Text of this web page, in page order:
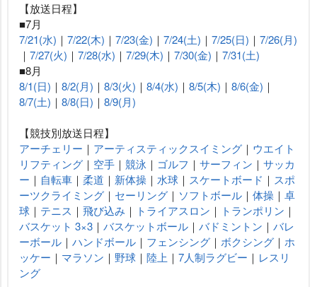
【放送日程】
■7月
7/21(水) ｜ 7/22(木) ｜ 7/23(金) ｜ 7/24(土) ｜ 7/25(日) ｜ 7/26(月)
｜ 7/27(火) ｜ 7/28(水) ｜ 7/29(木) ｜ 7/30(金) ｜ 7/31(土)
■8月
8/1(日) ｜ 8/2(月) ｜ 8/3(火) ｜ 8/4(水) ｜ 8/5(木) ｜ 8/6(金) ｜
8/7(土) ｜ 8/8(日) ｜ 8/9(月)
【競技別放送日程】
アーチェリー ｜ アーティスティックスイミング ｜ ウエイト
リフティング ｜ 空手 ｜ 競泳 ｜ ゴルフ ｜ サーフィン ｜ サッカ
ー ｜ 自転車 ｜ 柔道 ｜ 新体操 ｜ 水球 ｜ スケートボード ｜ スポ
ーツクライミング ｜ セーリング ｜ ソフトボール ｜ 体操 ｜ 卓
球 ｜ テニス ｜ 飛び込み ｜ トライアスロン ｜ トランポリン ｜
バスケット 3×3 ｜ バスケットボール ｜ バドミントン ｜ バレ
ーボール ｜ ハンドボール ｜ フェンシング ｜ ボクシング ｜ ホ
ッケー ｜ マラソン ｜ 野球 ｜ 陸上 ｜ 7人制ラグビー ｜ レスリ
ング